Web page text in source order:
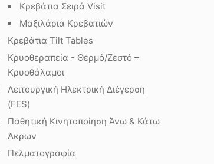
Κρεβάτια Σειρά Visit
Μαξιλάρια Κρεβατιών
Κρεβάτια Tilt Tables
Κρυοθεραπεία - Θερμό/Ζεστό –
Κρυοθάλαμοι
Λειτουργική Ηλεκτρική Διέγερση
(FES)
Παθητική Κινητοποίηση Άνω & Κάτω
Άκρων
Πελματογραφία